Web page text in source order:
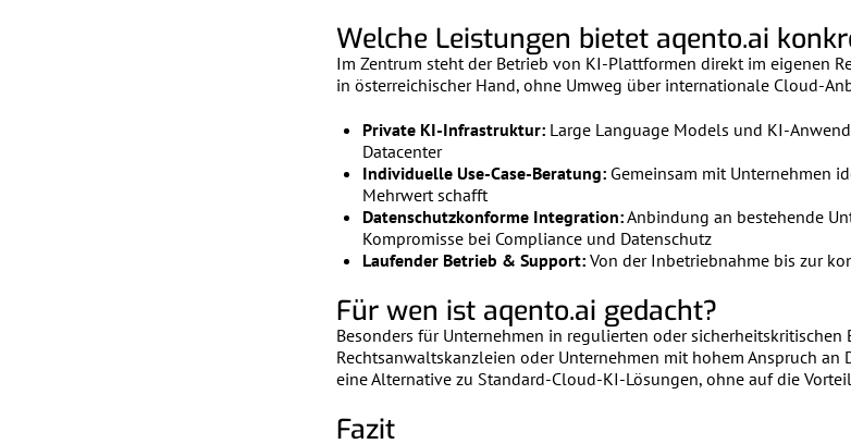
Welche Leistungen bietet aqento.ai
Im Zentrum steht der Betrieb von KI-Plattformen direkt im eigenen
in österreichischer Hand, ohne Umweg über internationale Cloud-
Private KI-Infrastruktur:Large Language Models und KI-
Datacenter
Individuelle Use-Case-Beratung:Gemeinsam mit Unternehmen
Mehrwert schafft
Datenschutzkonforme Integration:Anbindung an bestehende
Kompromisse bei Compliance und Datenschutz
Laufender Betrieb & Support:Von der Inbetriebnahme bis zur
Für wen ist aqento.ai gedacht?
Besonders für Unternehmen in regulierten oder
Rechtsanwaltskanzleien oder Unternehmen mit hohem Anspruch
eine Alternative zu Standard-Cloud-KI-Lösungen, ohne auf die
Fazit